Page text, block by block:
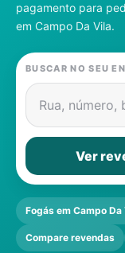
Cadastre-se
Gás
Contatos
pagamento para
em Campo Da Vila.
BUSCAR NO SEU
Rua, número,
Ver
Fogás em Campo Da
Compare revendas